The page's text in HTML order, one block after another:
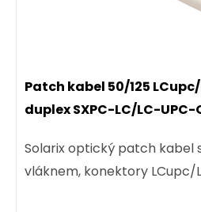
Patch kabel 50/125
duplex SXPC-LC/LC-
Solarix optický patch kabel
vláknem, konektory LCupc/